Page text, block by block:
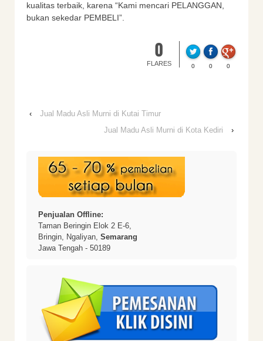
kualitas terbaik, karena “Kami mencari PELANGGAN,
bukan sekedar PEMBELI”.
0
FLARES 0 0 0
‹
Jual Madu Asli Murni di Kutai Timur
Jual Madu Asli Murni di Kota Kediri
›
Penjualan Offline:
Taman Beringin Elok 2 E-6,
Bringin, Ngaliyan, Semarang
Jawa Tengah - 50189